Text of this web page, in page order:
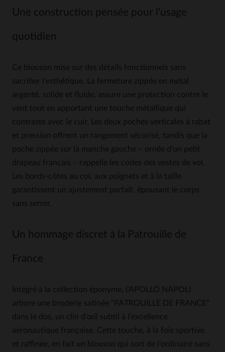
Une construction pensée pour l'usage
quotidien
Ce blouson mise sur des détails fonctionnels sans
sacrifier l'esthétique. La fermeture zippée en métal
argenté, solide et fluide, assure une protection contre le
vent tout en apportant une touche métallique qui
contraste avec le cuir. Les deux poches verticales à rabat
et pression offrent un rangement sécurisé, tandis que la
poche zippée sur la manche gauche – ornée d'un petit
drapeau français – rappelle les codes des vestes de vol.
Les bords-côtes au col, aux poignets et à la taille
garantissent un ajustement parfait, épousant le corps
sans serrer.
Un hommage discret à la Patrouille de
France
Intégré à la collection éponyme, l'APOLLO NAPOLI
arbore une broderie satinée "PATROUILLE DE FRANCE"
dans le dos, un clin d'œil subtil à l'excellence
aéronautique française. Cette touche, à la fois sportive
et raffinée, en fait un blouson qui sort de l'ordinaire sans